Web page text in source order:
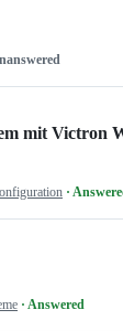
mit Victron
·
· Answered